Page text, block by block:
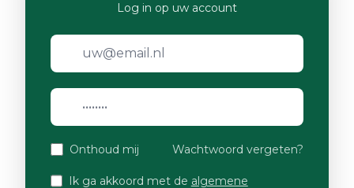
Log in op uw account
Onthoud mij Wachtwoord vergeten?
Ik ga akkoord met de algemene